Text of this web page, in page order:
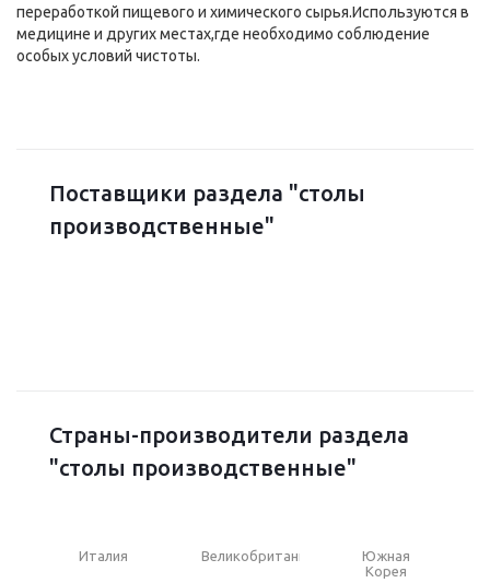
переработкой пищевого и химического сырья.Используются в
медицине и других местах,где необходимо соблюдение
особых условий чистоты.
Поставщики раздела "столы
производственные"
Страны-производители раздела
"столы производственные"
Италия Великобритания
Южная
Корея